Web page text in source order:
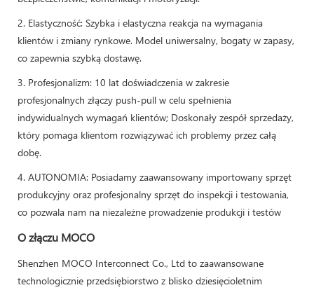
2. Elastyczność: Szybka i elastyczna reakcja na wymagania
klientów i zmiany rynkowe. Model uniwersalny, bogaty w zapasy,
co zapewnia szybką dostawę.
3. Profesjonalizm: 10 lat doświadczenia w zakresie
profesjonalnych złączy push-pull w celu spełnienia
indywidualnych wymagań klientów; Doskonały zespół sprzedaży,
który pomaga klientom rozwiązywać ich problemy przez całą
dobę.
4. AUTONOMIA: Posiadamy zaawansowany importowany sprzęt
produkcyjny oraz profesjonalny sprzęt do inspekcji i testowania,
co pozwala nam na niezależne prowadzenie produkcji i testów
O złączu MOCO
Shenzhen MOCO Interconnect Co., Ltd to zaawansowane
technologicznie przedsiębiorstwo z blisko dziesięcioletnim